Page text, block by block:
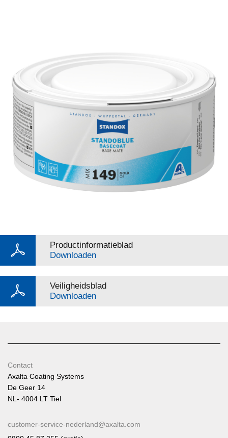
Productinformatieblad
Downloaden
Veiligheidsblad
Downloaden
Contact
Axalta Coating Systems
De Geer 14
NL- 4004 LT Tiel
customer-service-nederland@axalta.com